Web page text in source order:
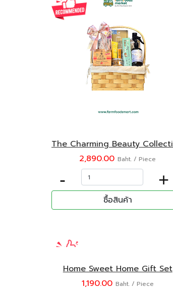
2,890.00 Baht. / Piece
- +
ซื้อสินค้า
Home Sweet Home Gift Set
1,190.00 Baht. / Piece